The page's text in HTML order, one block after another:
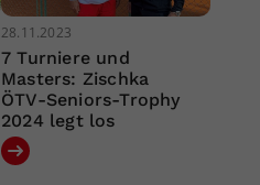
28.11.2023
7 Turniere und
Masters: Zischka
ÖTV-Seniors-Trophy
2024 legt los